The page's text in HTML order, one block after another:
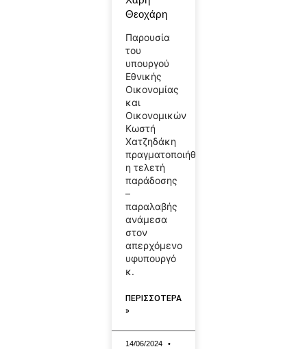
Θεοχάρη
Παρουσία
του
υπουργού
Εθνικής
Οικονομίας
και
Οικονομικών
Κωστή
Χατζηδάκη
πραγματοποιήθηκε
η τελετή
παράδοσης
–
παραλαβής
ανάμεσα
στον
απερχόμενο
υφυπουργό
κ.
ΠΕΡΙΣΣΟΤΕΡΑ
»
14/06/2024